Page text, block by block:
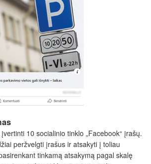
10 socialinio tinklo „Facebook“ įrašų.
peržvelgti įrašus ir atsakyti į toliau
tinkamą atsakymą pagal skalę